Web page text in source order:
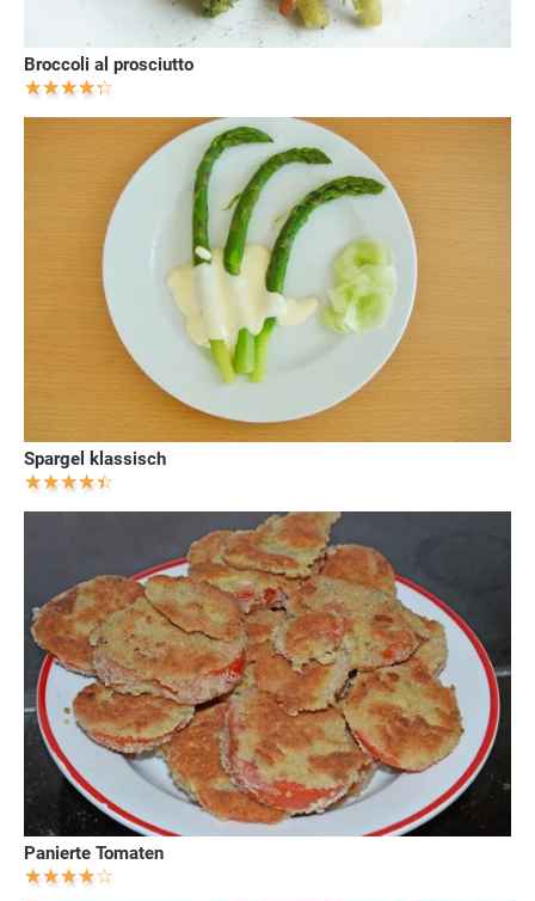
Broccoli al prosciutto
Spargel klassisch
Panierte Tomaten